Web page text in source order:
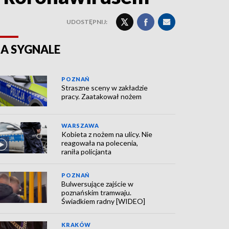
UDOSTĘPNIJ:
SYGNALE
POZNAŃ
Straszne sceny w zakładzie
pracy. Zaatakował nożem
WARSZAWA
Kobieta z nożem na ulicy. Nie
reagowała na polecenia,
raniła policjanta
POZNAŃ
Bulwersujące zajście w
poznańskim tramwaju.
Świadkiem radny [WIDEO]
KRAKÓW